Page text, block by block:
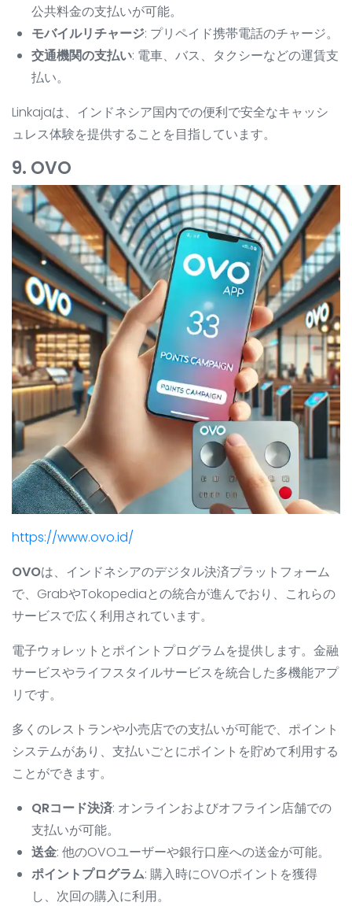
公共料金の支払いが可能。
モバイルリチャージ: プリペイド携帯電話のチャージ。
交通機関の支払い: 電車、バス、タクシーなどの運賃支
払い。
Linkajaは、インドネシア国内での便利で安全なキャッシ
ュレス体験を提供することを目指しています。
9. OVO
https://www.ovo.id/
OVOは、インドネシアのデジタル決済プラットフォーム
で、GrabやTokopediaとの統合が進んでおり、これらの
サービスで広く利用されています。
電子ウォレットとポイントプログラムを提供します。金融
サービスやライフスタイルサービスを統合した多機能アプ
リです。
多くのレストランや小売店での支払いが可能で、ポイント
システムがあり、支払いごとにポイントを貯めて利用する
ことができます。
QRコード決済: オンラインおよびオフライン店舗での
支払いが可能。
送金: 他のOVOユーザーや銀行口座への送金が可能。
ポイントプログラム: 購入時にOVOポイントを獲得
し、次回の購入に利用。